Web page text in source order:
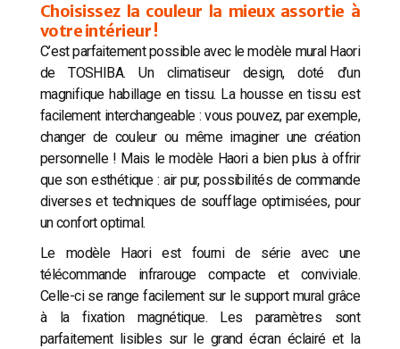
Choisissez la couleur la mieux assortie à
votre intérieur !
C’est parfaitement possible avec le modèle mural Haori
de TOSHIBA. Un climatiseur design, doté d’un
magnifique habillage en tissu. La housse en tissu est
facilement interchangeable : vous pouvez, par exemple,
changer de couleur ou même imaginer une création
personnelle ! Mais le modèle Haori a bien plus à offrir
que son esthétique : air pur, possibilités de commande
diverses et techniques de soufflage optimisées, pour
un confort optimal.
Le modèle Haori est fourni de série avec une
télécommande infrarouge compacte et conviviale.
Celle-ci se range facilement sur le support mural grâce
à la fixation magnétique. Les paramètres sont
parfaitement lisibles sur le grand écran éclairé et la